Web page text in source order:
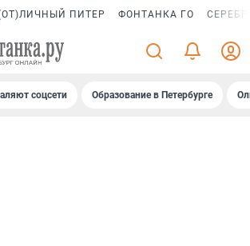
ПИТЕР ФОНТАНКА ГО
соцсети Образование в Петербурге